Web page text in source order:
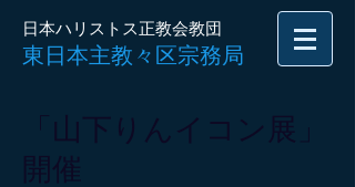
日本ハリストス正教会教団
東日本主教々区宗務局
「山下りんイコン展」
開催